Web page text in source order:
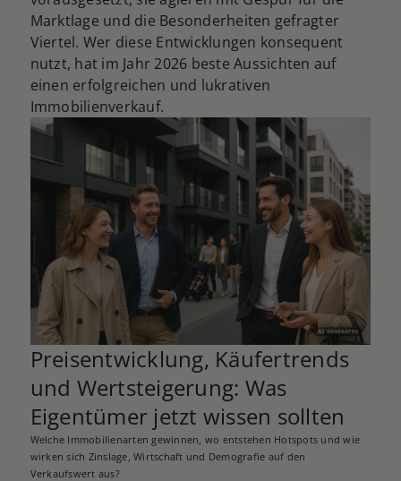
Marktlage und die Besonderheiten gefragter
Viertel. Wer diese Entwicklungen konsequent
nutzt, hat im Jahr 2026 beste Aussichten auf
einen erfolgreichen und lukrativen
Immobilienverkauf.
Preisentwicklung, Käufertrends
und Wertsteigerung: Was
Eigentümer jetzt wissen sollten
Welche Immobilienarten gewinnen, wo entstehen Hotspots und wie
wirken sich Zinslage, Wirtschaft und Demografie auf den
Verkaufswert aus?